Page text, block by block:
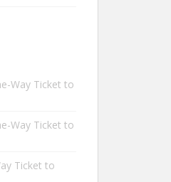
Way Ticket to
Way Ticket to
Ticket to